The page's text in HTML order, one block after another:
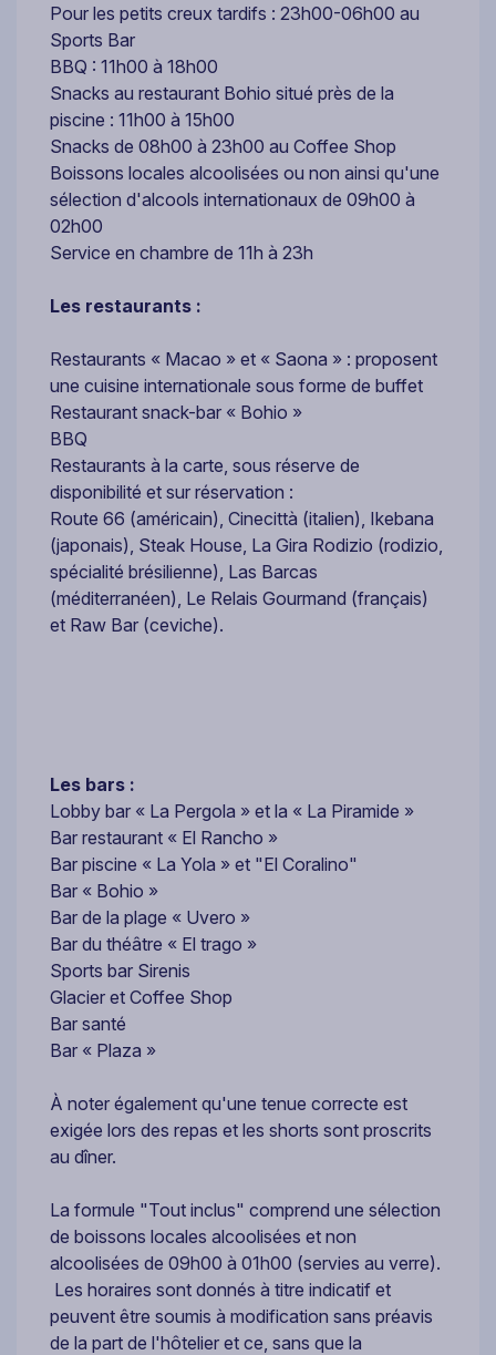
Pour les petits creux tardifs : 23h00-06h00 au
Sports Bar
BBQ : 11h00 à 18h00
Snacks au restaurant Bohio situé près de la
piscine : 11h00 à 15h00
Snacks de 08h00 à 23h00 au Coffee Shop
Boissons locales alcoolisées ou non ainsi qu'une
sélection d'alcools internationaux de 09h00 à
02h00
Service en chambre de 11h à 23h
Les restaurants :
Restaurants « Macao » et « Saona » : proposent
une cuisine internationale sous forme de buffet
Restaurant snack-bar « Bohio »
BBQ
Restaurants à la carte, sous réserve de
disponibilité et sur réservation :
Route 66 (américain), Cinecittà (italien), Ikebana
(japonais), Steak House, La Gira Rodizio (rodizio,
spécialité brésilienne), Las Barcas
(méditerranéen), Le Relais Gourmand (français)
et Raw Bar (ceviche).
Les bars :
Lobby bar « La Pergola » et la « La Piramide »
Bar restaurant « El Rancho »
Bar piscine « La Yola » et "El Coralino"
Bar « Bohio »
Bar de la plage « Uvero »
Bar du théâtre « El trago »
Sports bar Sirenis
Glacier et Coffee Shop
Bar santé
Bar « Plaza »
À noter également qu'une tenue correcte est
exigée lors des repas et les shorts sont proscrits
au dîner.
La formule "Tout inclus" comprend une sélection
de boissons locales alcoolisées et non
alcoolisées de 09h00 à 01h00 (servies au verre).
Les horaires sont donnés à titre indicatif et
peuvent être soumis à modification sans préavis
de la part de l'hôtelier et ce, sans que la